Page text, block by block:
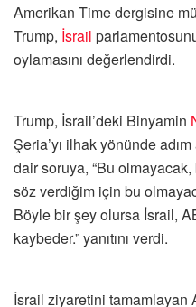
Amerikan Time dergisine
Trump, İsrail
oylamasını değerlendirdi.
Trump, İsrail’deki Binyamin
Şeria’yı ilhak yönünde
dair soruya, “Bu
söz verdiğim için bu
Böyle bir şey olursa İsrail,
kaybeder.” yanıtını verdi.
İsrail ziyaretini tamamlayan